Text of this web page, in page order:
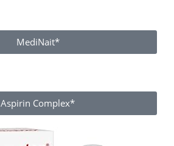
MediNait*
Aspirin Complex*